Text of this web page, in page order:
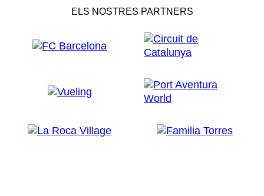
ELS NOSTRES PARTNERS